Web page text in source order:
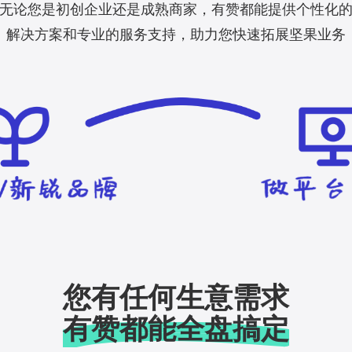
无论您是初创企业还是成熟商家，有赞都能提供个性化的
解决方案和专业的服务支持，助力您快速拓展坚果业务
您有任何生意需求
有赞都能全盘搞定